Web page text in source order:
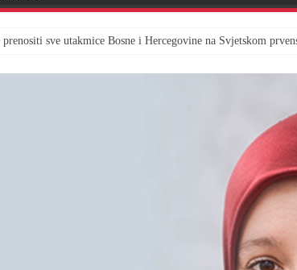
sve utakmice Bosne i Hercegovine na Svjetskom